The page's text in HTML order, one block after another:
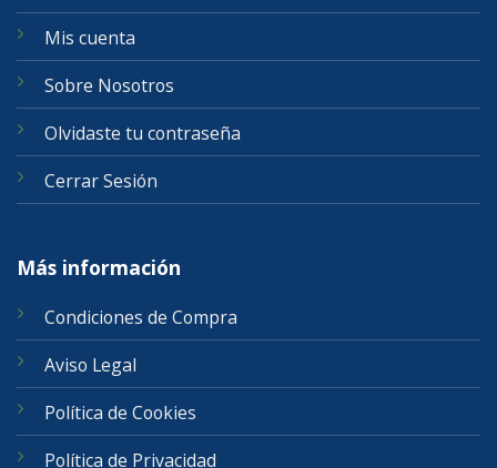
Mis cuenta
Sobre Nosotros
Olvidaste tu contraseña
Cerrar Sesión
Más información
Condiciones de Compra
Aviso Legal
Política de Cookies
Política de Privacidad